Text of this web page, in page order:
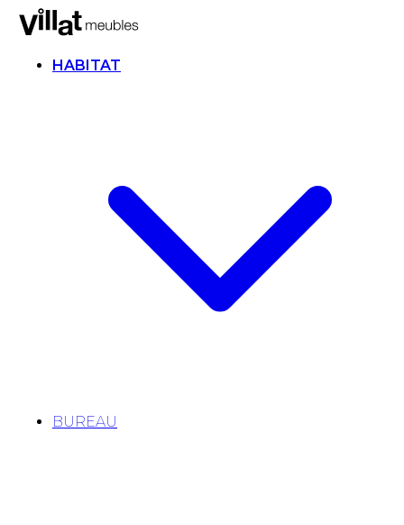
HABITAT
BUREAU